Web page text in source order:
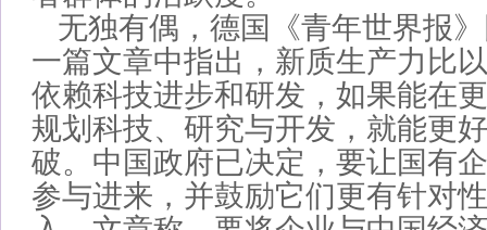
无独有偶，德国《青年世界报
一篇文章中指出，新质生产力比
依赖科技进步和研发，如果能在
规划科技、研究与开发，就能更
破。中国政府已决定，要让国有
参与进来，并鼓励它们更有针对